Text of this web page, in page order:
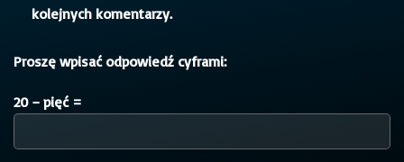
kolejnych komentarzy.
Proszę wpisać odpowiedź cyframi:
20 − pięć =